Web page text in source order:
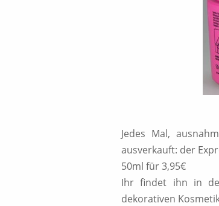
Jedes Mal,
ausverkauft: der
50ml für 3,95€
Ihr findet ihn in
dekorativen